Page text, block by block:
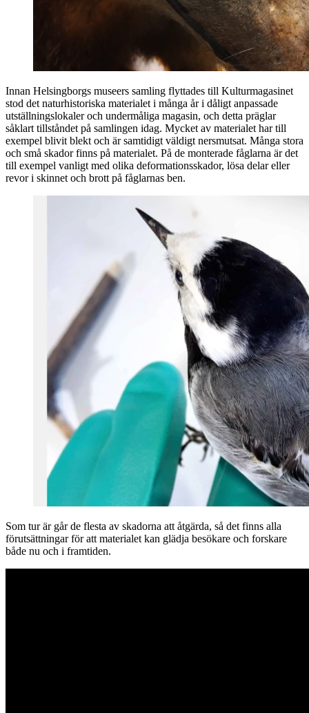
Innan Helsingborgs museers samling flyttades till Kulturmagasinet
stod det naturhistoriska materialet i många år i dåligt anpassade
utställningslokaler och undermåliga magasin, och detta präglar
såklart tillståndet på samlingen idag. Mycket av materialet har till
exempel blivit blekt och är samtidigt väldigt nersmutsat. Många stora
och små skador finns på materialet. På de monterade fåglarna är det
till exempel vanligt med olika deformationsskador, lösa delar eller
revor i skinnet och brott på fåglarnas ben.
Som tur är går de flesta av skadorna att åtgärda, så det finns alla
förutsättningar för att materialet kan glädja besökare och forskare
både nu och i framtiden.